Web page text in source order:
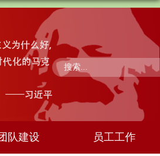
队建设 员工工作